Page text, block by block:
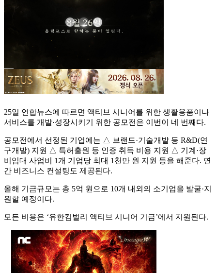
25일 연합뉴스에 따르면 액티브 시니어를 위한 생활용품이나
서비스를 개발·성장시키기 위한 공모전은 이번이 네 번째다.
공모전에서 선정된 기업에는 △ 브랜드·기술개발 등 R&D(연
구개발) 지원 △ 특허출원 등 인증 취득 비용 지원 △ 기계·장
비임대 사업비 1개 기업당 최대 1천만 원 지원 등을 해준다. 연
간 비즈니스 컨설팅도 제공된다.
올해 기금규모는 총 5억 원으로 10개 내외의 소기업을 발굴·지
원할 예정이다.
모든 비용은 ‘유한킴벌리 액티브 시니어 기금’에서 지원된다.